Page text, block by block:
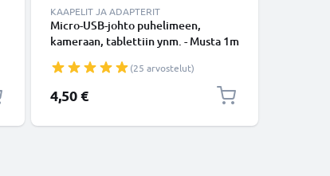
KAAPELIT JA ADAPTERIT
Micro-USB-johto puhelimeen,
kameraan, tablettiin ynm. - Musta 1m
(25 arvostelut)
4,50 €